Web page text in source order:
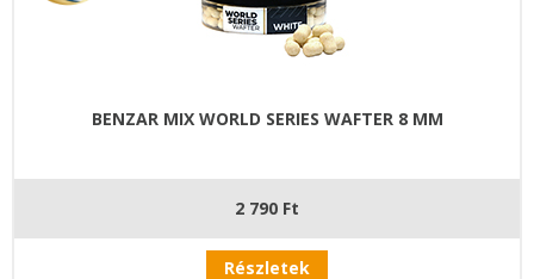
BENZAR MIX WORLD SERIES WAFTER 8 MM
2 790 Ft
Részletek